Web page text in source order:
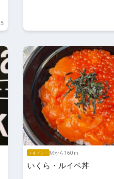
5
エキメシ！ 駅から160 m
いくら・ルイベ丼